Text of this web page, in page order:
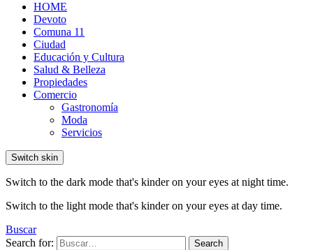
HOME
Devoto
Comuna 11
Ciudad
Educación y Cultura
Salud & Belleza
Propiedades
Comercio
Gastronomía
Moda
Servicios
Switch skin
Switch to the dark mode that's kinder on your eyes at night time.
Switch to the light mode that's kinder on your eyes at day time.
Buscar
Search for:
Search